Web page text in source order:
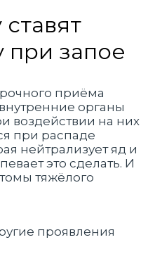
при запое
приёма
органы
воздействии на них
при распаде
нейтрализует яд и
это сделать. И
тяжёлого
проявления